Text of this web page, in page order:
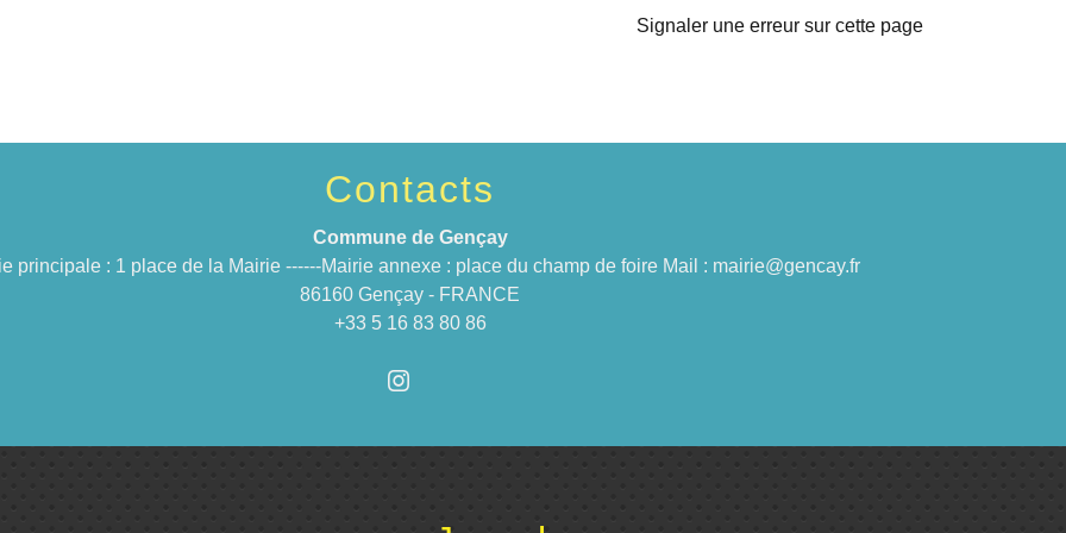
Signaler une erreur sur cette page
Contacts
Commune de Gençay
principale : 1 place de la Mairie ------Mairie annexe : place du champ de foire Mail : mairie@gencay.fr
86160 Gençay - FRANCE
+33 5 16 83 80 86